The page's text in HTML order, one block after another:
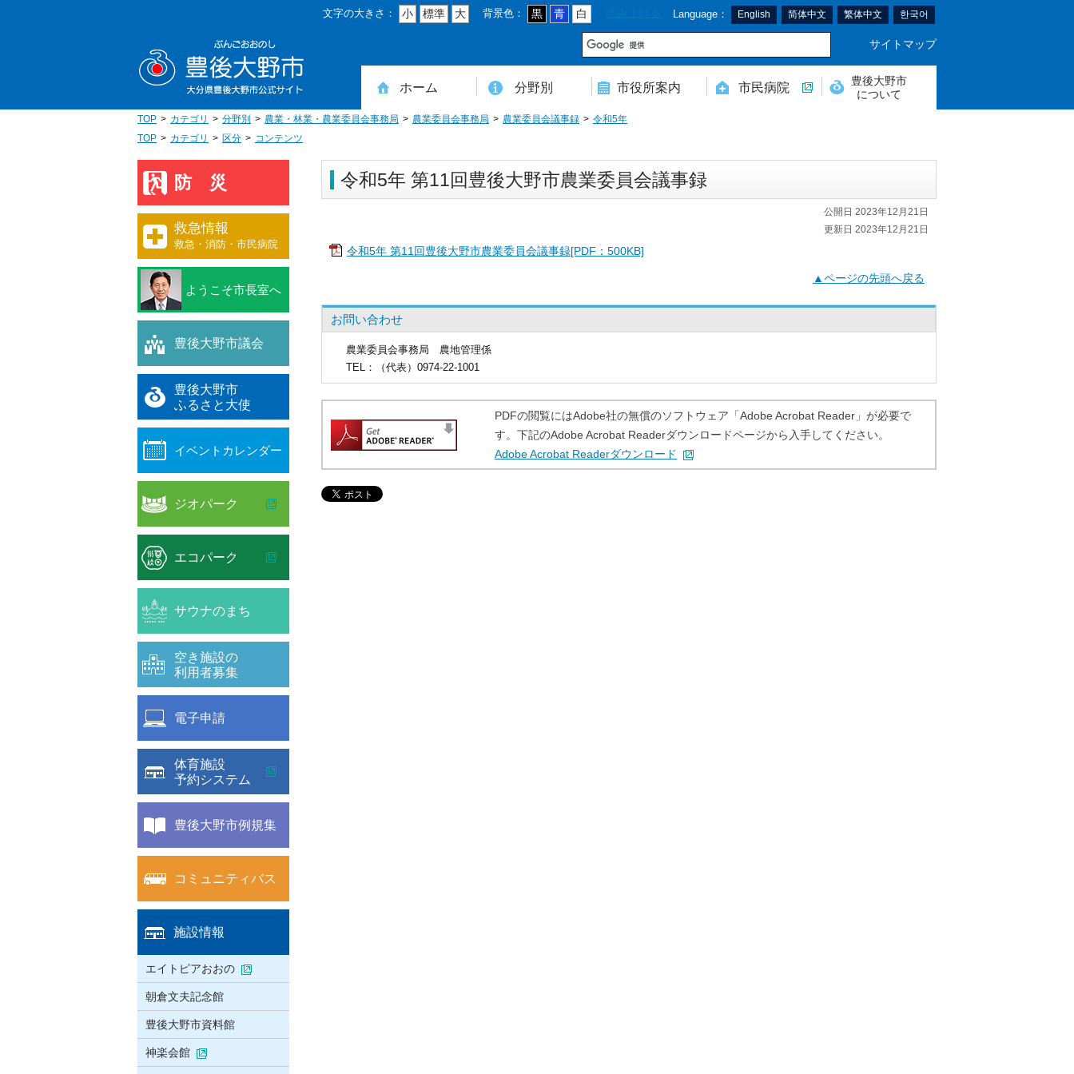
移
文字の大きさ： 小 標準 大 背景色： 黒 青 白 Language： English 简体中文 繁体中文 한국어
サイトマップ
ホーム 分野別
住民登録・戸籍・印鑑・マイナンバー
税・年金・国民健康保険・後期高齢者医療
教育・文化・スポーツ・人権・男女共同参画
健康・医療・介護・福祉・食育
消防・防災・安全・環境・ごみ・住宅・水道
商工・労働・消費者行政
入札・契約・工事・委託
農業・林業・農業委員会事務局
道路・都市計画・地籍・交通
議会・選管・監査
まちづくり・財政・管財・各種計画・人事・各支所・その他
市役所案内
本庁舎案内図
庁舎案内
行政組織
市民病院
豊後大野市
について
人口・世帯数・高齢者人口
豊後大野市の概要
豊後大野市の歴史
合併経過
市章・市民憲章・市花・市木等
豊後大野市友好交流協定
豊後大野市のすがた
豊後大野市の観光
豊後大野市の各種計画
ようこそ市長室へ
名誉市民
豊後大野市ふるさと大使
TOP カテゴリ 分野別 農業・林業・農業委員会事務局 農業委員会事務局 農業委員会議事録
令和5年
TOP
カテゴリ 区分 コンテンツ
令和5年 第11回豊後大野市農業委員会議事録
公開日 2023年12月21日
更新日 2023年12月21日
令和5年 第11回豊後大野市農業委員会議事録[PDF：500KB]
▲ページの先頭へ戻る
お問い合わせ
農業委員会事務局
農地管理係
TEL ：（代表）0974-22-1001
PDFの閲覧にはAdobe社の無償のソフトウェア「Adobe Acrobat Reader」が必要で
す。下記のAdobe Acrobat Readerダウンロードページから入手してください。
Adobe Acrobat Readerダウンロード
防災
救急情報
救急・消防・市民病院
ようこそ市長室へ
豊後大野市議会
豊後大野市
ふるさと大使
イベントカレンダー
ジオパーク
エコパーク
サウナのまち
空き施設の
利用者募集
電子申請
体育施設
予約システム
豊後大野市例規集
コミュニティバス
施設情報
エイトピアおおの
朝倉文夫記念館
豊後大野市資料館
神楽会館